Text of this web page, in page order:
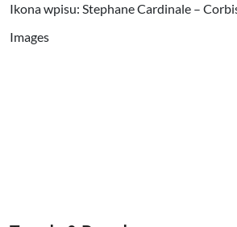
Ikona wpisu: Stephane Cardinale –
Images